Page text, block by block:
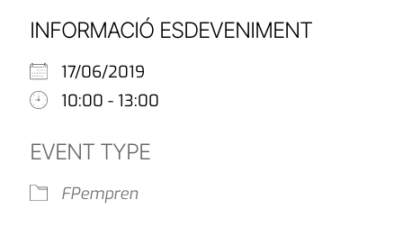
INFORMACIÓ ESDEVENIMENT
17/06/2019
10:00 - 13:00
EVENT TYPE
FPempren